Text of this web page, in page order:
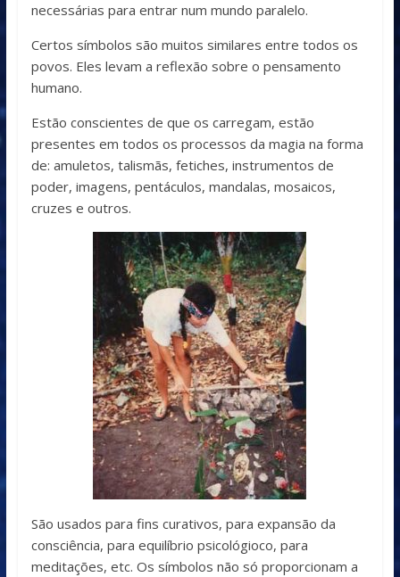
necessárias para entrar num mundo paralelo.
Certos símbolos são muitos similares entre todos os
povos. Eles levam a reflexão sobre o pensamento
humano.
Estão conscientes de que os carregam, estão
presentes em todos os processos da magia na forma
de: amuletos, talismãs, fetiches, instrumentos de
poder, imagens, pentáculos, mandalas, mosaicos,
cruzes e outros.
São usados para fins curativos, para expansão da
consciência, para equilíbrio psicológioco, para
meditações, etc. Os símbolos não só proporcionam a